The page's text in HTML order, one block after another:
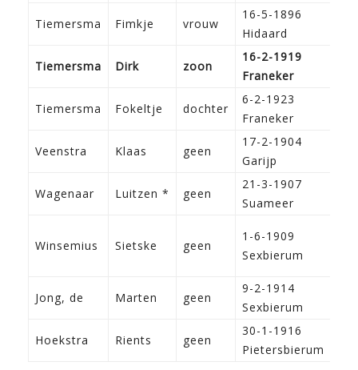
Tiemersma Fimkje vrouw
16-5-1896
Hidaard
Tiemersma Dirk zoon
16-2-1919
Franeker
Tiemersma Fokeltje dochter
6-2-1923
Franeker
Veenstra Klaas geen
17-2-1904
Garijp
Wagenaar Luitzen * geen
21-3-1907
Suameer
Winsemius Sietske geen
1-6-1909
Sexbierum
Jong, de Marten geen
9-2-1914
Sexbierum
Hoekstra Rients geen
30-1-1916
Pietersbierum